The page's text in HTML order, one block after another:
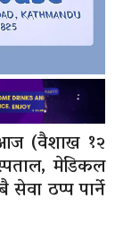
(वैशाख १२
मेडिकल
ठप्प पार्ने